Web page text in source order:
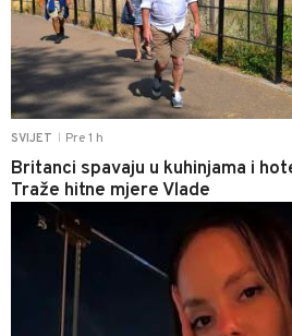
SVIJET Pre 1 h
Britanci spavaju u kuhinjama i
Traže hitne mjere Vlade